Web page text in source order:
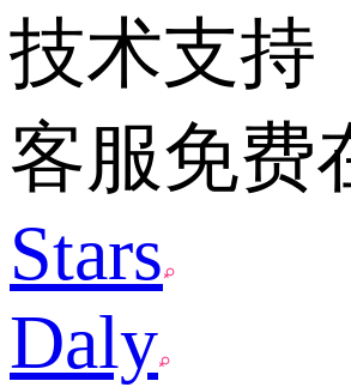
技术支持
客服免费
Stars
Daly